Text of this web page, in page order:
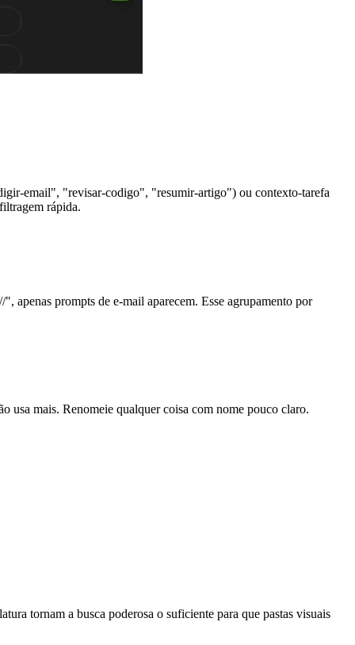
email", "revisar-codigo", "resumir-artigo") ou contexto-tarefa
rápida.
prompts de e-mail aparecem. Esse agrupamento por
usa mais. Renomeie qualquer coisa com nome pouco claro.
tornam a busca poderosa o suficiente para que pastas visuais